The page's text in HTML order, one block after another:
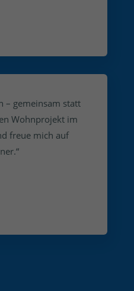
– gemeinsam statt
Wohnprojekt im
freue mich auf